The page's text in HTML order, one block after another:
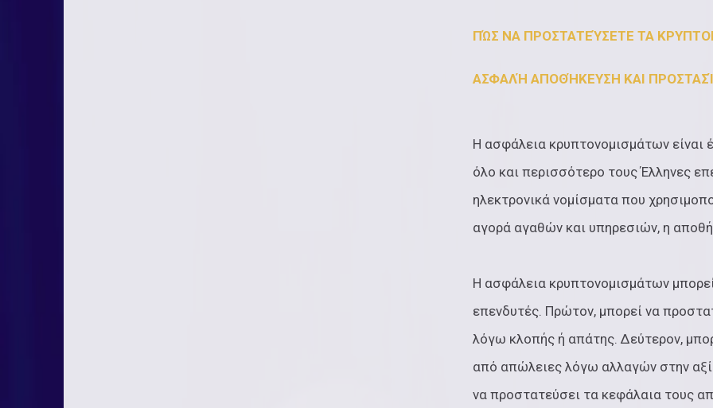
ΠΏΣ ΝΑ ΠΡΟΣΤΑΤΕΎΣΕΤΕ ΤΑ
ΑΣΦΑΛΉ ΑΠΟΘΉΚΕΥΣΗ ΚΑΙ
Η ασφάλεια κρυπτονομισμάτων είναι
όλο και περισσότερο τους Έλληνες
ηλεκτρονικά νομίσματα που
αγορά αγαθών και υπηρεσιών, η
Η ασφάλεια κρυπτονομισμάτων
επενδυτές. Πρώτον, μπορεί να
λόγω κλοπής ή απάτης. Δεύτερον,
από απώλειες λόγω αλλαγών στην
να προστατεύσει τα κεφάλαια τους